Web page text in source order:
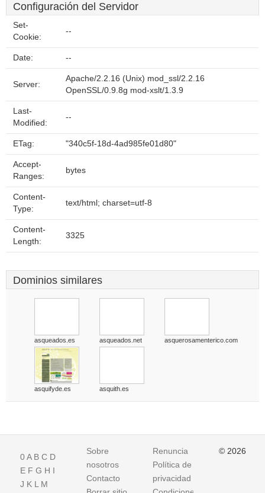
Configuración del Servidor
Set-
Cookie:
--
Date: --
Server:
Apache/2.2.16 (Unix) mod_ssl/2.2.16
OpenSSL/0.9.8g mod-xslt/1.3.9
Last-
Modified:
--
ETag: "340c5f-18d-4ad985fe01d80"
Accept-
Ranges:
bytes
Content-
Type:
text/html; charset=utf-8
Content-
Length:
3325
Dominios similares
asqueados.es asqueados.net asquerosamenterico.com
asquifyde.es asquith.es
0A B C D
E F G H I
J K L M
Sobre
nosotros
Contacto
Renuncia
Política de
privacidad
© 2026